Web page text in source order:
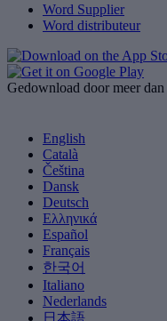
Word Supplier
Word distributeur
Gedownload door meer dan
English
Català
Čeština
Dansk
Deutsch
Ελληνικά
Español
Français
한국어
Italiano
Nederlands
日本語